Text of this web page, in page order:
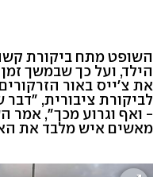
השופט מתח ביקורת
הילד, ועל כך שבמשך
את צ'ייס באור
לביקורת ציבורית,
- ואף וגרוע מכך", אמר
מאשים איש מלבד את